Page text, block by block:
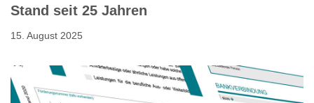
Stand seit 25 Jahren
15. August 2025